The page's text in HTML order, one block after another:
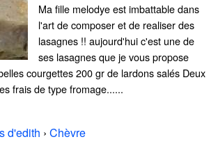
Ma fille melodye est imbattable dans
l'art de composer et de realiser des
lasagnes !! aujourd'hui c'est une de
ses lasagnes que je vous propose
courgettes 200 gr de lardons salés Deux
frais de type fromage......
d'edith › Chèvre